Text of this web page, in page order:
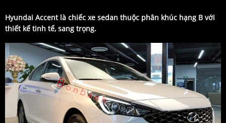
Hyundai Accent là chiếc xe sedan thuộc phân khúc hạng B với
thiết kế tinh tế, sang trọng.